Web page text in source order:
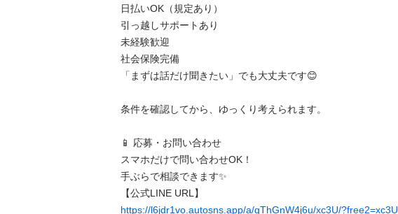
日払いOK（規定あり）
引っ越しサポートあり
未経験歓迎
社会保険完備
「まずは話だけ聞きたい」でも大丈夫です😊
条件を確認してから、ゆっくり考えられます。
📱 応募・お問い合わせ
スマホだけで問い合わせOK！
手ぶらで相談できます✨
https://l6jdr1vo.autosns.app/a/qThGnW4j6u/xc3U/?free2=xc3U